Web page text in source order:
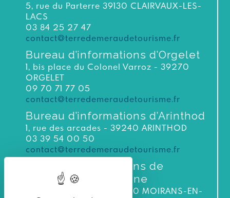
5, rue du Parterre 39130 CLAIRVAUX-LES-
LACS
03 84 25 27 47
contact@terredemeraudetourisme.fr
Bureau d’informations d’Orgelet
1, bis place du Colonel Varroz - 39270
ORGELET
09 70 71 77 05
contact@terredemeraudetourisme.fr
Bureau d’informations d’Arinthod
1, rue des arcades - 39240 ARINTHOD
03 39 54 00 50
contact@terredemeraudetourisme.fr
Bureau d’informations de
Moirans-en-Montagne
3 bis rue du Murgin 39260 MOIRANS-EN-